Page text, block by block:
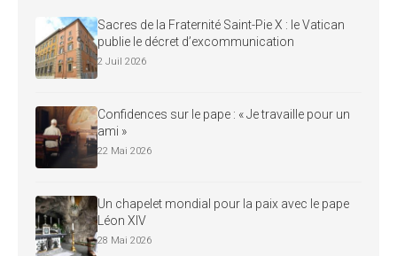
Sacres de la Fraternité Saint-Pie X : le Vatican
publie le décret d’excommunication
2 Juil 2026
Confidences sur le pape : « Je travaille pour un
ami »
22 Mai 2026
Un chapelet mondial pour la paix avec le pape
Léon XIV
28 Mai 2026